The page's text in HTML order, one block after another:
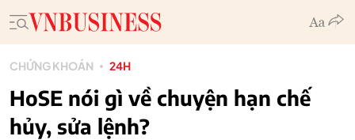
CHỨNG KHOÁN 24H
HoSE nói gì về chuyện hạn chế
hủy, sửa lệnh?